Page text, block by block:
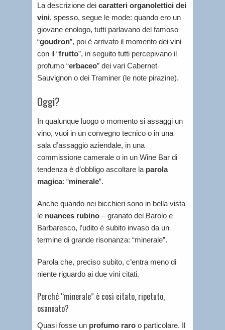
La descrizione dei caratteri organolettici dei
vini, spesso, segue le mode: quando ero un
giovane enologo, tutti parlavano del famoso
“goudron”, poi è arrivato il momento dei vini
con il “frutto”, in seguito tutti percepivano il
profumo “erbaceo” dei vari Cabernet
Sauvignon o dei Traminer (le note pirazine).
Oggi?
In qualunque luogo o momento si assaggi un
vino, vuoi in un convegno tecnico o in una
sala d’assaggio aziendale, in una
commissione camerale o in un Wine Bar di
tendenza è d’obbligo ascoltare la parola
magica: “minerale”.
Anche quando nei bicchieri sono in bella vista
le nuances rubino – granato dei Barolo e
Barbaresco, l’udito è subito invaso da un
termine di grande risonanza: “minerale”.
Parola che, preciso subito, c’entra meno di
niente riguardo ai due vini citati.
Perché “minerale” è così citato, ripetuto,
osannato?
Quasi fosse un profumo raro o particolare. Il